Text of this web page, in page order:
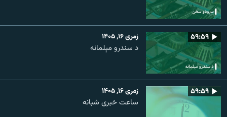
۵۹:۵۹ زمری ۱۶, ۱۴۰۵
د سندرو مېلمانه
۵۹:۵۹ زمری ۱۶, ۱۴۰۵
ساعت خبری شبانه